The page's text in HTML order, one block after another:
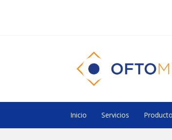
Inicio Servicios